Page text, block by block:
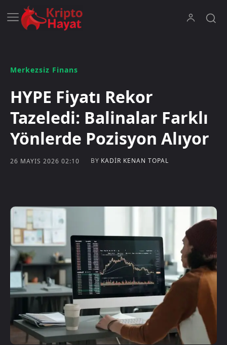
Merkezsiz Finans
HYPE Fiyatı Rekor
Tazeledi: Balinalar Farklı
Yönlerde Pozisyon Alıyor
26 MAYIS 2026 02:10 BY KADIR KENAN TOPAL